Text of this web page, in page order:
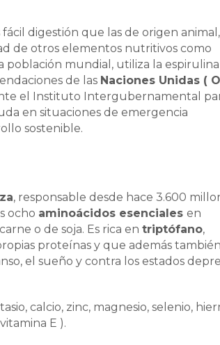
digestión que las de origen animal,
de otros elementos nutritivos como
población mundial, utiliza la espirulina
de las Naciones Unidas (
el Instituto Intergubernamental
en situaciones de emergencia
sostenible.
, responsable desde hace 3.600
ocho aminoácidos esencialesen
o de soja. Es rica entriptófano,
proteínas y que además también
el sueño y contra los estados
calcio, zinc, magnesio, selenio,
E ).